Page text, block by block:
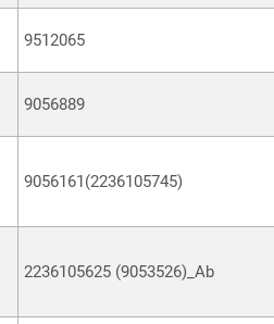
9512065
9056889
9056161(2236105745)
2236105625 (9053526)_Ab